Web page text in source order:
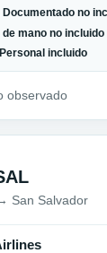
Documentado no
de mano no incluido
incluido
observado
San Salvador